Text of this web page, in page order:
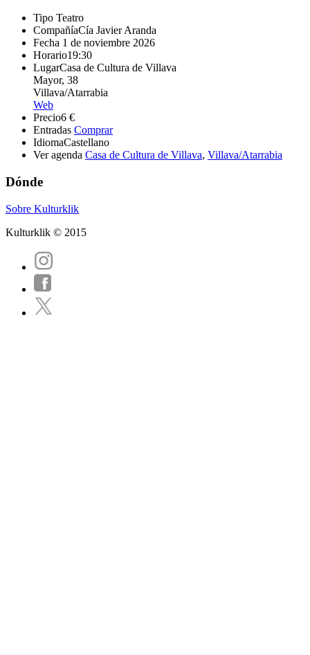
Tipo Teatro
CompañíaCía Javier Aranda
Fecha 1 de noviembre 2026
Horario19:30
LugarCasa de Cultura de Villava
Mayor, 38
Villava/Atarrabia
Web
Precio6 €
Entradas Comprar
IdiomaCastellano
Ver agenda Casa de Cultura de Villava, Villava/Atarrabia
Dónde
Sobre Kulturklik
Kulturklik © 2015